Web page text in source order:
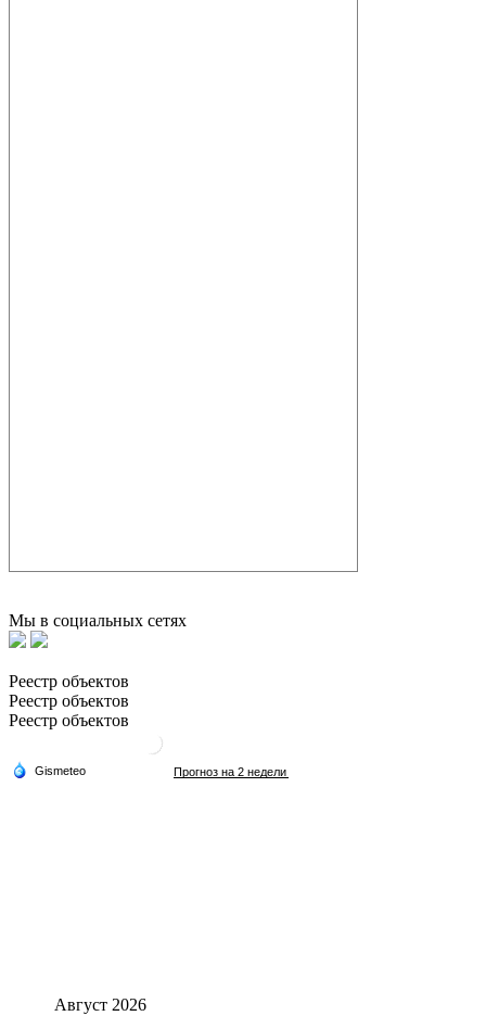
Мы в социальных сетях
Реестр объектов
Реестр объектов
Реестр объектов
Август 2026